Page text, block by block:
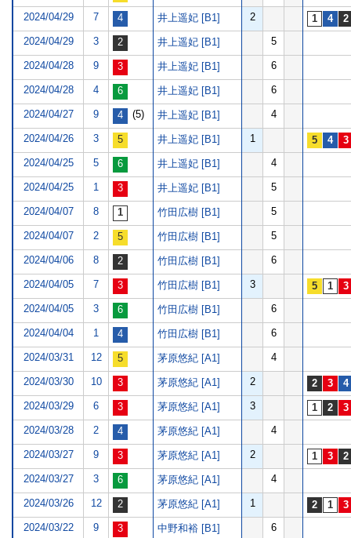
2024/04/29 7 井上遥妃 [B1] 2
2024/04/29 3 井上遥妃 [B1] 5
2024/04/28 9 井上遥妃 [B1] 6
2024/04/28 4 井上遥妃 [B1] 6
2024/04/27 9 (5) 井上遥妃 [B1] 4
2024/04/26 3 井上遥妃 [B1] 1
2024/04/25 5 井上遥妃 [B1] 4
2024/04/25 1 井上遥妃 [B1] 5
2024/04/07 8 竹田広樹 [B1] 5
2024/04/07 2 竹田広樹 [B1] 5
2024/04/06 8 竹田広樹 [B1] 6
2024/04/05 7 竹田広樹 [B1] 3
2024/04/05 3 竹田広樹 [B1] 6
2024/04/04 1 竹田広樹 [B1] 6
2024/03/31 12 茅原悠紀 [A1] 4
2024/03/30 10 茅原悠紀 [A1] 2
2024/03/29 6 茅原悠紀 [A1] 3
2024/03/28 2 茅原悠紀 [A1] 4
2024/03/27 9 茅原悠紀 [A1] 2
2024/03/27 3 茅原悠紀 [A1] 4
2024/03/26 12 茅原悠紀 [A1] 1
2024/03/22 9 中野和裕 [B1] 6